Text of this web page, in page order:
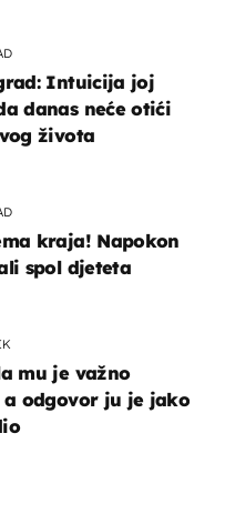
Intuicija joj
danas neće otići
života
kraja! Napokon
spol djeteta
mu je važno
a odgovor ju je jako